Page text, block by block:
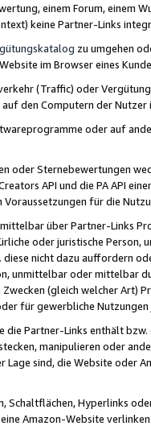
einem Forum, einem
keine Partner-Links
zu umgehen
im Browser eines
(Traffic) oder
den Computern der
oder auf
oder Sternebewertungen
API und die PA API
für die
über Partner-Links
oder juristische
nicht dazu auffordern
unmittelbar oder mittelbar
(gleich welcher Art)
für gewerbliche
die Partner-Links enthält
manipulieren oder
Lage sind, die Website oder
Schaltflächen, Hyperlinks
Amazon-Website